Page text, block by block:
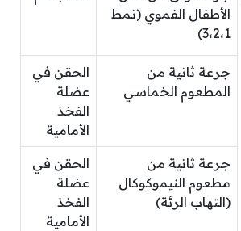
الأطفال الفموي (نمط
3،2،1)
جرعة ثانية من
المطعوم الخماسي
الحقن في
عضلة
الفخذ
الأمامية
جرعة ثانية من
مطعوم النيموكوكال
(التهاب الرئة)
الحقن في
عضلة
الفخذ
الأمامية